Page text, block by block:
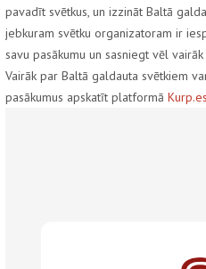
pavadīt svētkus, un izzināt Baltā
jebkuram svētku organizatoram ir
savu pasākumu un sasniegt vēl
Vairāk par Baltā galdauta svētkiem
pasākumus apskatīt platformā